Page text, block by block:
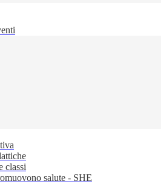
classi
salute - SHE